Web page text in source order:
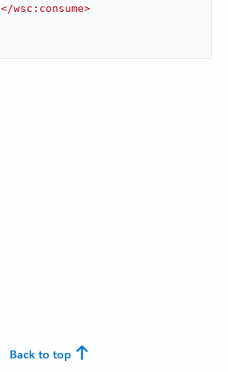
</wsc:consume>
Back to top